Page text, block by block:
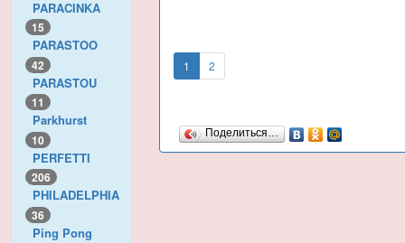
PARACINKA
15
PARASTOO
42
PARASTOU
11
Parkhurst
10
PERFETTI
206
PHILADELPHIA
36
Ping Pong
1 2
Поделиться…